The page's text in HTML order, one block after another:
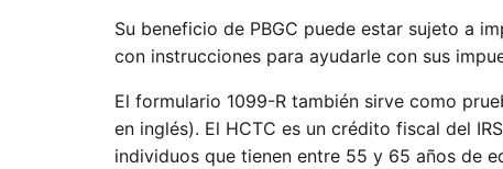
Su beneficio de PBGC puede estar sujeto a
con instrucciones para ayudarle con sus
El formulario 1099-R también sirve como
en inglés). El HCTC es un crédito fiscal del
individuos que tienen entre 55 y 65 años de